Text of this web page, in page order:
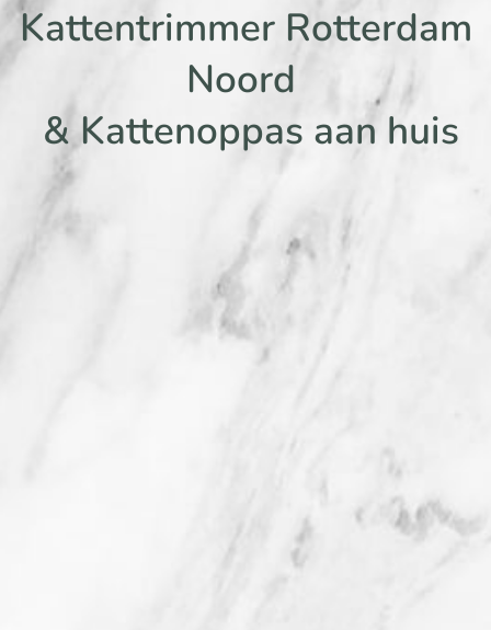
Kattentrimmer Rotterdam
Noord
& Kattenoppas aan huis